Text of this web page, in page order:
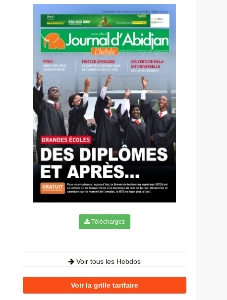
Téléchargez
Voir tous les Hebdos
Voir la grille tarifaire